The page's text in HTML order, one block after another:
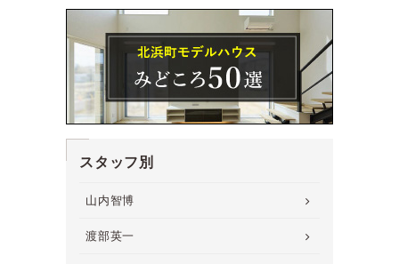
スタッフ別
山内智博
渡部英一